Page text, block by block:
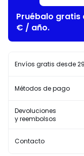
Pruébalo gratis
€ / año.
Envíos gratis desde
Métodos de pago
Devoluciones
y reembolsos
Contacto